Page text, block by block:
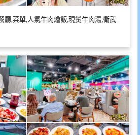
廳,菜單,人氣牛肉燴飯,現燙牛肉湯,衛武